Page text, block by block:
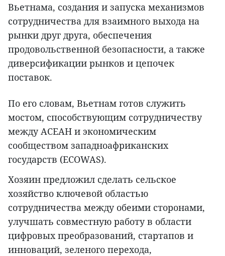
Вьетнама, создания и запуска механизмов
сотрудничества для взаимного выхода на
рынки друг друга, обеспечения
продовольственной безопасности, а также
диверсификации рынков и цепочек
поставок.
По его словам, Вьетнам готов служить
мостом, способствующим сотрудничеству
между АСЕАН и экономическим
сообществом западноафриканских
государств (ECOWAS).
Хозяин предложил сделать сельское
хозяйство ключевой областью
сотрудничества между обеими сторонами,
улучшать совместную работу в области
цифровых преобразований, стартапов и
инноваций, зеленого перехода,